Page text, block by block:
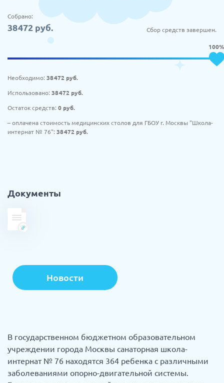
Собрано:
38 472 руб. Сбор средств завершен.
100%
Необходимо: 38 472 руб.
Использовано: 38 472 руб.
Остаток средств: 0 руб.
– оплачена стоимость медицинских столов для ГБОУ г. Москвы "Школа-
интернат № 76": 38 472 руб.
Документы
Новости
В государственном бюджетном образовательном
учреждении города Москвы санаторная школа-
интернат № 76 находятся 364 ребенка с различными
заболеваниями опорно-двигательной системы.